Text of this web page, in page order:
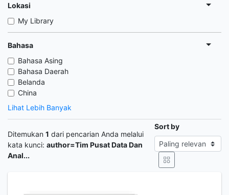
Lokasi
My Library
Bahasa
Bahasa Asing
Bahasa Daerah
Belanda
China
Lihat Lebih Banyak
Ditemukan 1 dari pencarian Anda melalui
kata kunci: author=Tim Pusat Data Dan
Anal...
Sort by